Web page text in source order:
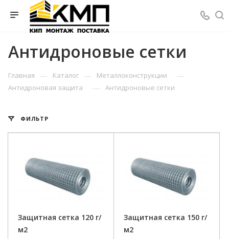
Антидроновые сетки
Главная — Каталог — Металлоконструкции —
Антидроновая защита — Антидроновые сетки
ФИЛЬТР
Защитная сетка 120 г/
м2
Защитная сетка 150 г/
м2